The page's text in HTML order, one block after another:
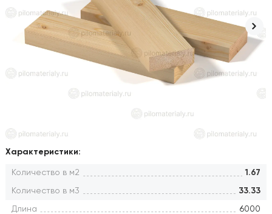
Характеристики:
Количество в м2 1.67
Количество в м3 33.33
Длина 6000